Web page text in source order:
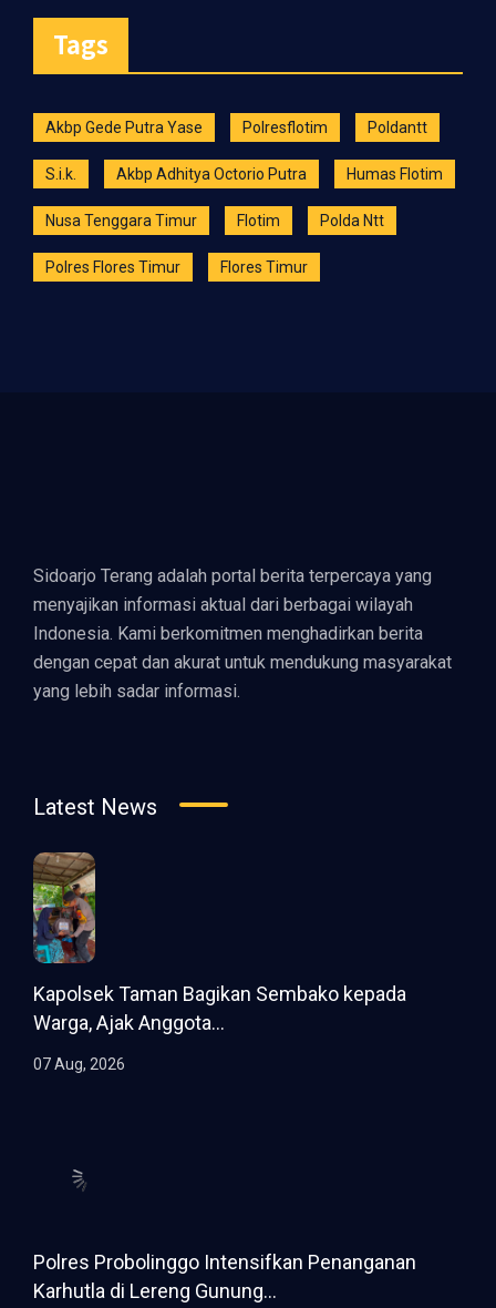
Tags
Akbp Gede Putra Yase Polresflotim Poldantt
S.i.k. Akbp Adhitya Octorio Putra Humas Flotim
Nusa Tenggara Timur Flotim Polda Ntt
Polres Flores Timur Flores Timur
Sidoarjo Terang adalah portal berita terpercaya yang
menyajikan informasi aktual dari berbagai wilayah
Indonesia. Kami berkomitmen menghadirkan berita
dengan cepat dan akurat untuk mendukung masyarakat
yang lebih sadar informasi.
Latest News
Kapolsek Taman Bagikan Sembako kepada
Warga, Ajak Anggota...
07 Aug, 2026
Karhutla di Lereng Gunung...
07 Aug, 2026